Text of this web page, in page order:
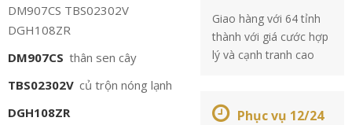
DM907CS TBS02302V
DGH108ZR
DM907CS thân sen cây
TBS02302V củ trộn nóng lạnh
DGH108ZR
Giao hàng với 64 tỉnh
thành với giá cước hợp
lý và cạnh tranh cao
Phục vụ 12/24